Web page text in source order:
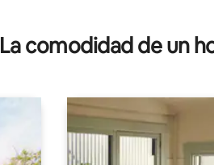
La comodidad de un